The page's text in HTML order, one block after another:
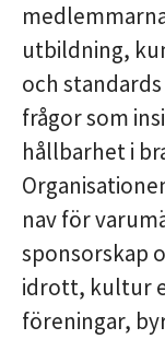
utbildning,
och
frågor som
hållbarhet i
nav för
sponsorskap
idrott, kultur
föreningar,